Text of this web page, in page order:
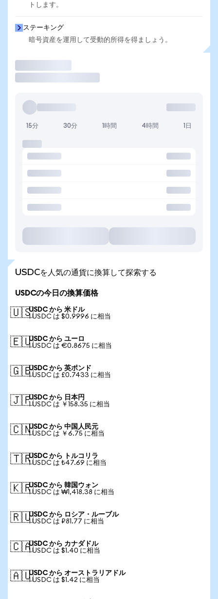
トします。
ステーキング
暗号資産を運用して受動的所得を得ましょう。
15分 30分 1時間 4時間 1日
USDCを人気の通貨に換算して探索する
USDCの今日の換算価格
🇺🇸USDC から 米ドル
1 USDC は $0.9996 に相当
🇪🇺USDC から ユーロ
1 USDC は €0.8675 に相当
🇬🇧USDC から 英ポンド
1 USDC は £0.7433 に相当
🇯🇵USDC から 日本円
1 USDC は ￥158.35 に相当
🇨🇳USDC から 中国人民元
1 USDC は ￥6.75 に相当
🇹🇷USDC から トルコリラ
1 USDC は ₺47.69 に相当
🇰🇷USDC から 韓国ウォン
1 USDC は ₩1,418.38 に相当
🇷🇺USDC から ロシア・ルーブル
1 USDC は ₽81.77 に相当
🇨🇦USDC から カナダドル
1 USDC は $1.40 に相当
🇦🇺USDC から オーストラリアドル
1 USDC は $1.42 に相当